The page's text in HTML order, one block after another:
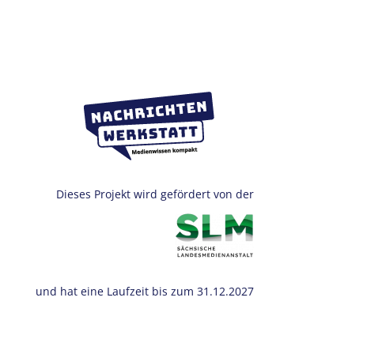
Dieses Projekt wird gefördert von der
und hat eine Laufzeit bis zum 31.12.2027